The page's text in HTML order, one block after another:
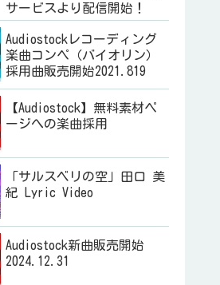
サービスより配信開始！
Audiostockレコーディング
楽曲コンペ（バイオリン）
採用曲販売開始2021.819
【Audiostock】無料素材ペ
ージへの楽曲採用
「サルスベリの空」田口 美
紀 Lyric Video
Audiostock新曲販売開始
2024.12.31